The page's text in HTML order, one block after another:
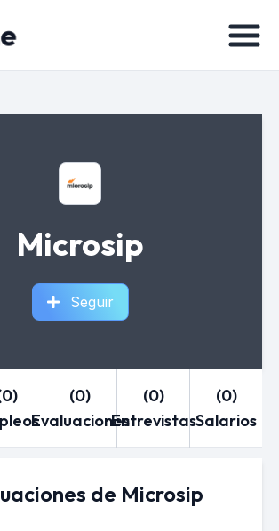
Microsip
Seguir
(0)
Evaluaciones
(0)
Entrevistas
(0)
Salarios
de Microsip